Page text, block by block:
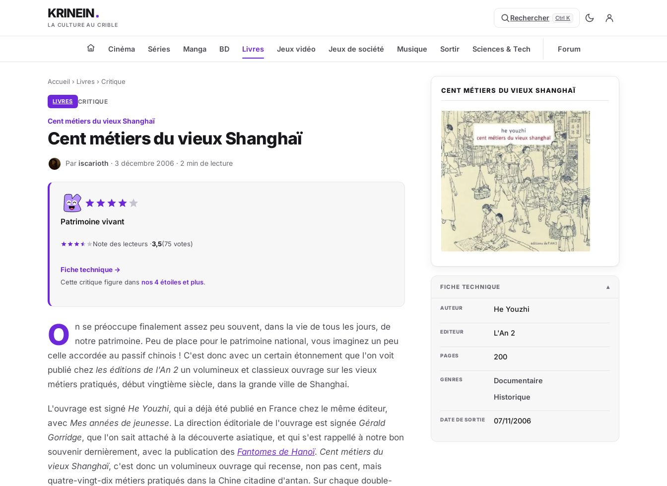
KRINEIN
LA CULTURE AU CRIBLE
Rechercher Ctrl K
Cinéma Séries Manga BD Livres Jeux vidéo Jeux de société Musique Sortir Sciences & Tech Forum
Accueil › Livres › Critique
LIVRES CRITIQUE
Cent métiers du vieux Shanghaï
Cent métiers du vieux Shanghaï
I Par iscarioth · 3 décembre 2006 · 2 min de lecture
Patrimoine vivant
Note des lecteurs ·3,5(75 votes)
Fiche technique →
Cette critique figure dans nos 4 étoiles et plus.
O
n se préoccupe finalement assez peu souvent, dans la vie de tous les jours, de
notre patrimoine. Peu de place pour le patrimoine national, vous imaginez un peu
celle accordée au passif chinois ! C'est donc avec un certain étonnement que l'on voit
publié chez les éditions de l'An 2 un volumineux et classieux ouvrage sur les vieux
métiers pratiqués, début vingtième siècle, dans la grande ville de Shanghai.
L'ouvrage est signé He Youzhi, qui a déjà été publié en France chez le même éditeur,
avec Mes années de jeunesse. La direction éditoriale de l'ouvrage est signée Gérald
Gorridge, que l'on sait attaché à la découverte asiatique, et qui s'est rappellé à notre bon
souvenir dernièrement, avec la publication des Fantomes de Hanoï. Cent métiers du
vieux Shanghaï, c'est donc un volumineux ouvrage qui recense, non pas cent, mais
quatre-vingt-dix métiers pratiqués dans la Chine citadine d'antan. Sur chaque double-
CENT MÉTIERS DU VIEUX SHANGHAÏ
FICHE TECHNIQUE
AUTEUR He Youzhi
EDITEUR L'An 2
PAGES 200
GENRES
Documentaire
Historique
DATE DE SORTIE 07/11/2006